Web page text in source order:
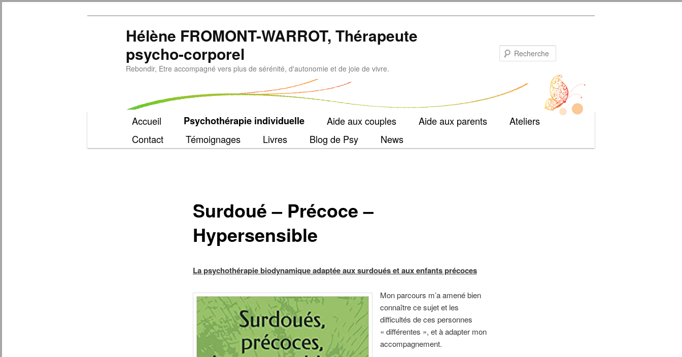
Hélène FROMONT-WARROT, Thérapeute
psycho-corporel
Rebondir, Etre accompagné vers plus de sérénité, d'autonomie et de joie de vivre.
Aller
au
Accueil Psychothérapie individuelle Aide aux couples Aide aux parents
Ateliers
Contact
Témoignages Livres Blog de Psy News
Surdoué – Précoce –
Hypersensible
La psychothérapie biodynamique adaptée aux surdoués et aux enfants précoces
Mon parcours m’a amené bien
connaître ce sujet et les
difficultés de ces personnes
« différentes », et à adapter mon
accompagnement.